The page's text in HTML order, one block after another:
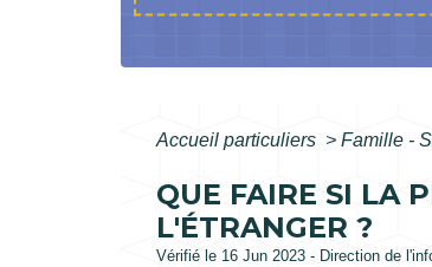
Accueil particuliers > Famille -
QUE FAIRE SI LA
L'ÉTRANGER ?
Vérifié le 16 Jun 2023 - Direction de